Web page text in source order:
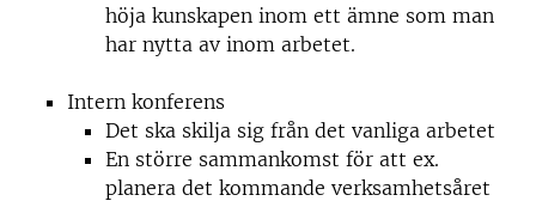
höja kunskapen inom ett ämne som man
har nytta av inom arbetet.
Intern konferens
Det ska skilja sig från det vanliga arbetet
En större sammankomst för att ex.
planera det kommande verksamhetsåret